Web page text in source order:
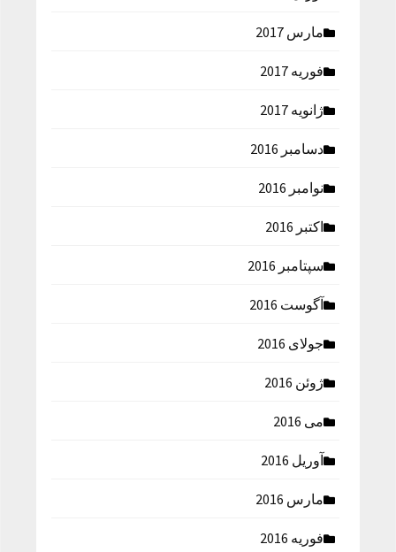
مارس 2017
فوریه 2017
ژانویه 2017
دسامبر 2016
نوامبر 2016
اکتبر 2016
سپتامبر 2016
آگوست 2016
جولای 2016
ژوئن 2016
می 2016
آوریل 2016
مارس 2016
فوریه 2016